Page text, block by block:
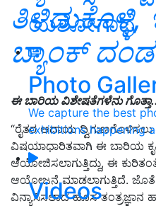
ಯಶೋಗಾಥೆ
Photo
We capture the best
exhibitions happening
Videos
ತಿಳಿದುಕೊಳ್ಳಿ,
ಬ್ಯಾಂಕ್
ಈ ಬಾರಿಯ ವಿಶೇಷತೆಗಳೆನು
“ರೈತರ ಆದಾಯ ದ್ವಿಗುಣಗೊಳಿಸಲು
ವಿಷಯಾಧಾರಿತವಾಗಿ ಈ ಬಾರಿಯ
ಆಯೋಜಿಸಲಾಗುತ್ತಿದ್ದು, ಈ
ಆಯೋಜನೆ ಮಾಡಲಾಗುತ್ತಿದೆ.
ವಿನ್ಯಾಸಿಸಲಾದ ಹೊಸ ತಂತ್ರಜ್ಞಾನ